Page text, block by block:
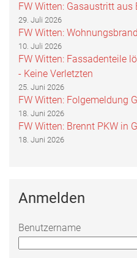
FW Witten: Gasaustritt aus
29. Juli 2026
FW Witten:
10. Juli 2026
FW Witten: Fassadenteile
- Keine Verletzten
25. Juni 2026
FW Witten: Folgemeldung
18. Juni 2026
FW Witten: Brennt PKW in
18. Juni 2026
Anmelden
Benutzername